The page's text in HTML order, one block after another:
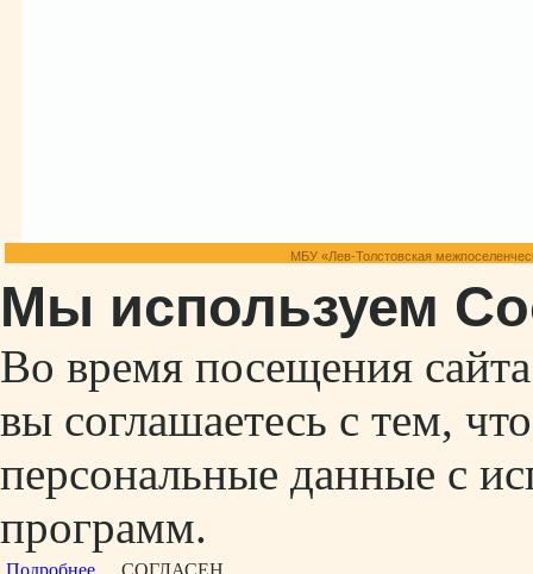
МБУ «Лев-Толстовская
Мы используем
Во время посещения
вы соглашаетесь с тем,
персональные данные с
программ.
Подробнее... СОГЛАСЕН